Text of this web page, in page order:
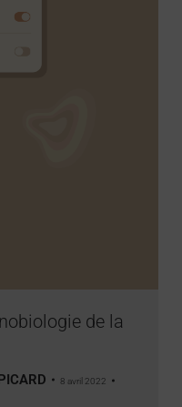
de la
8 avril 2022